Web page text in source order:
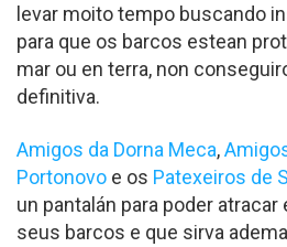
levar moito tempo buscando
para que os barcos estean
mar ou en terra, non
definitiva.
Amigos da Dorna Meca,
Portonovo e os Patexeiros de
un pantalán para poder
seus barcos e que sirva